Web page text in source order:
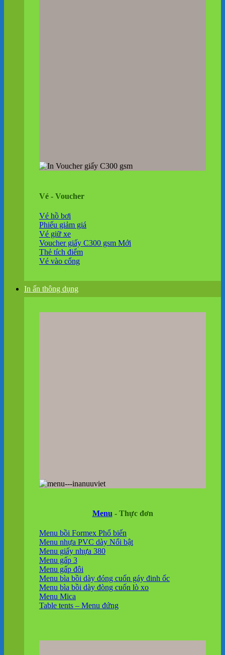
Vé - Voucher
Vé hồ bơi
Phiếu giảm giá
Vé giữ xe
Voucher giấy C300 gsm
Thẻ tích điểm
Vé vào cổng
In ấn thông dụng
Menu - Thực đơn
Menu bồi Formex
Menu nhựa PVC dày
Menu giấy nhựa 380
Menu gấp 3
Menu gấp đôi
Menu bìa bồi dày đóng cuốn gáy đinh ốc
Menu bìa bồi dày đòng cuốn lò xo
Menu Mica
Table tents – Menu đứng